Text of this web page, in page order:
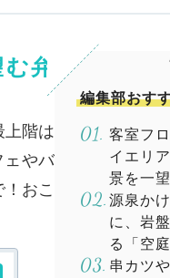
弁
上階は
ェやバ
おこ
編集部おす
客室フ
イエリ
景を一望
源泉か
に、岩
る「空
串カツ